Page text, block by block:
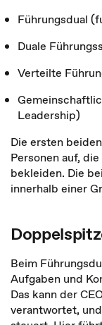
Führungsdual
Duale
Verteilte
Leadership)
Die ersten
Personen auf,
bekleiden. Die
innerhalb einer
Beim
Aufgaben und
Das kann der
verantwortet,